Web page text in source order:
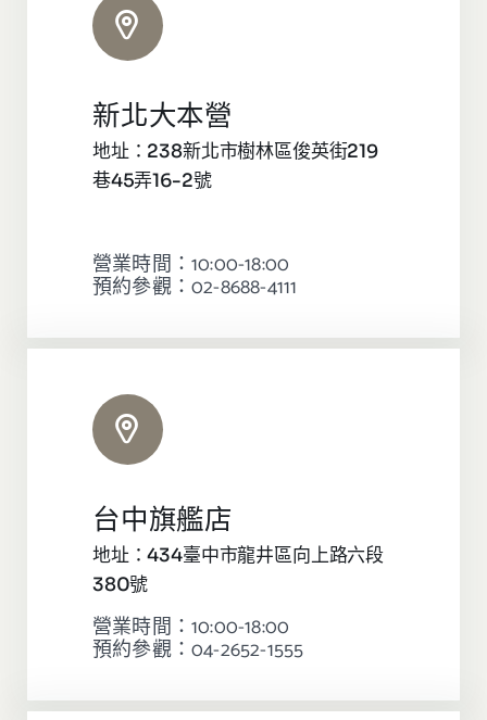
新北大本營
地址：238新北市樹林區俊英街219
巷45弄16-2號
營業時間：10:00-18:00
預約參觀：02-8688-4111
台中旗艦店
地址：434臺中市龍井區向上路六段
380號
營業時間：10:00-18:00
預約參觀：04-2652-1555